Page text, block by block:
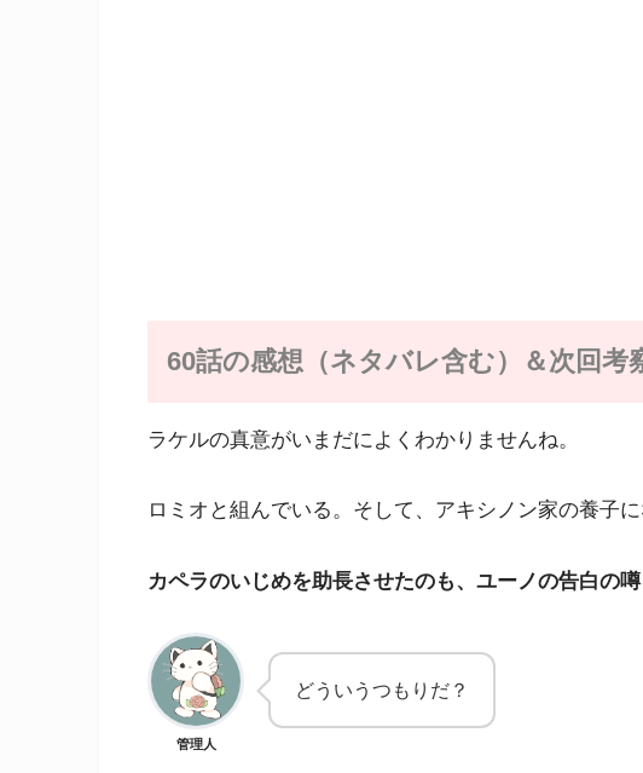
60話の感想（ネタバレ含む）＆次回考
ラケルの真意がいまだによくわかりませんね。
ロミオと組んでいる。そして、アキシノン家の養子
カペラのいじめを助長させたのも、ユーノの告白の噂
管理人
どういうつもりだ？